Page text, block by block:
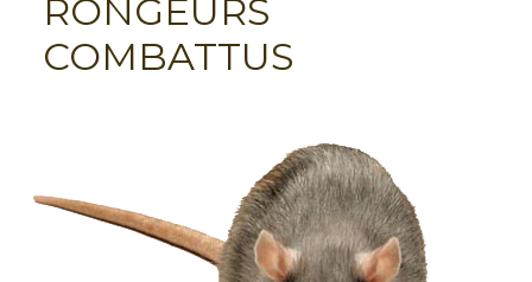
RONGEURS
COMBATTUS